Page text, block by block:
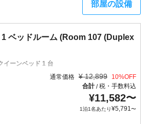
部屋の設備
ベッドルーム (Room 107 (Duplex
イーンベッド 1 台
通常価格 ¥ 12,899 10%OFF
合計/税・手数料込
¥11,582〜
1泊1名あたり¥5,791〜